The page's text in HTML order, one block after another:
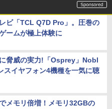
ビ「TCL Q7D Pro」。圧巻の
ームが極上体験に
脅威の実力!「Osprey」Nobl
スイヤフォン4機種を一気に聴
メモリ倍増！メモリ32GBの